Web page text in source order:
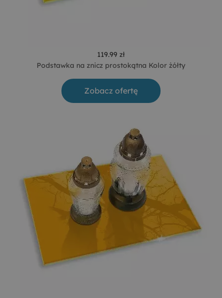
119.99 zł
Podstawka na znicz prostokątna Kolor żółty
Zobacz ofertę